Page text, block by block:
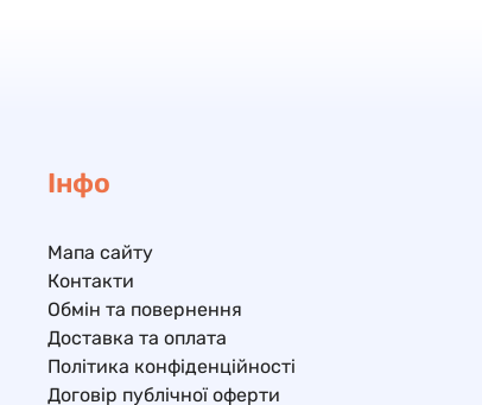
Інфо
Мапа сайту
Контакти
Обмін та повернення
Доставка та оплата
Політика конфіденційності
Договір публічної оферти